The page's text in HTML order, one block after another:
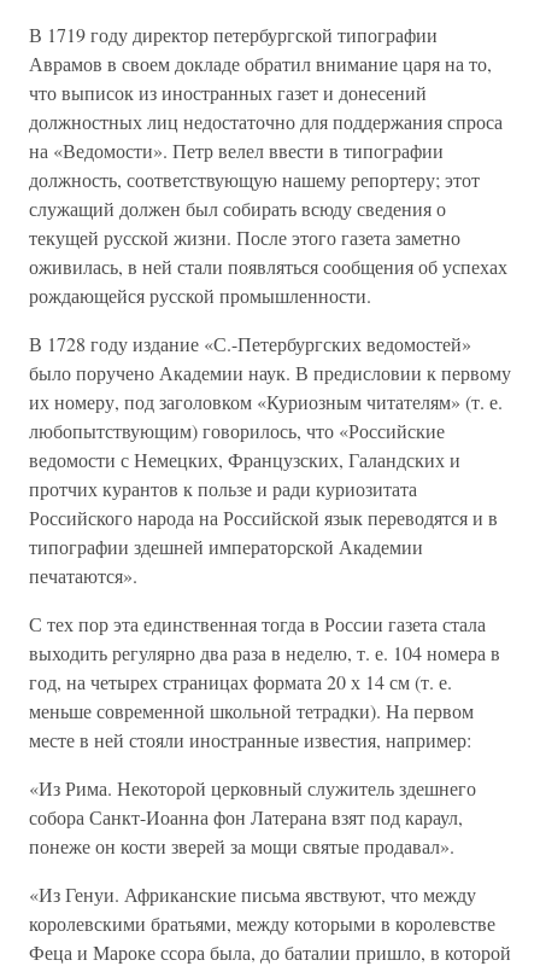
В 1719 году директор петербургской типографии
Аврамов в своем докладе обратил внимание царя на то,
что выписок из иностранных газет и донесений
должностных лиц недостаточно для поддержания спроса
на «Ведомости». Петр велел ввести в типографии
должность, соответствующую нашему репортеру; этот
служащий должен был собирать всюду сведения о
текущей русской жизни. После этого газета заметно
оживилась, в ней стали появляться сообщения об успехах
рождающейся русской промышленности.
В 1728 году издание «С.-Петербургских ведомостей»
было поручено Академии наук. В предисловии к первому
их номеру, под заголовком «Куриозным читателям» (т. е.
любопытствующим) говорилось, что «Российские
ведомости с Немецких, Французских, Галандских и
протчих курантов к пользе и ради куриозитата
Российского народа на Российской язык переводятся и в
типографии здешней императорской Академии
печатаются».
С тех пор эта единственная тогда в России газета стала
выходить регулярно два раза в неделю, т. е. 104 номера в
год, на четырех страницах формата 20 х 14 см (т. е.
меньше современной школьной тетрадки). На первом
месте в ней стояли иностранные известия, например:
«Из Рима. Некоторой церковный служитель здешнего
собора Санкт-Иоанна фон Латерана взят под караул,
понеже он кости зверей за мощи святые продавал».
«Из Генуи. Африканские письма явствуют, что между
королевскими братьями, между которыми в королевстве
Феца и Мароке ссора была, до баталии пришло, в которой